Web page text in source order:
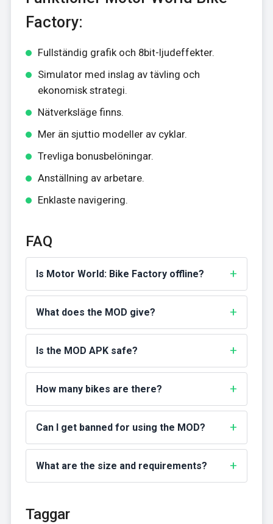
Factory:
Fullständig grafik och 8bit-ljudeffekter.
Simulator med inslag av tävling och
ekonomisk strategi.
Nätverksläge finns.
Mer än sjuttio modeller av cyklar.
Trevliga bonusbelöningar.
Anställning av arbetare.
Enklaste navigering.
FAQ
Is Motor World: Bike Factory offline?
What does the MOD give?
Is the MOD APK safe?
How many bikes are there?
Can I get banned for using the MOD?
What are the size and requirements?
Taggar